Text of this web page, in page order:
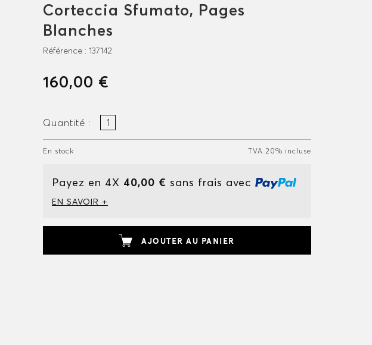
Corteccia Sfumato, Pages
Blanches
Référence : 137142
160,00 €
Quantité :
En stock TVA 20% incluse
Payez en 4X 40,00 € sans frais avec
EN SAVOIR +
AJOUTER AU PANIER